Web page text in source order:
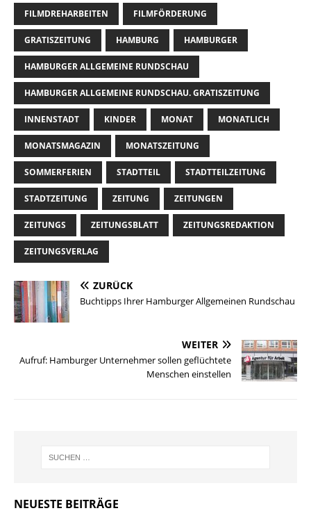
FILMDREHARBEITEN FILMFÖRDERUNG
GRATISZEITUNG HAMBURG HAMBURGER
HAMBURGER ALLGEMEINE RUNDSCHAU
HAMBURGER ALLGEMEINE RUNDSCHAU. GRATISZEITUNG
INNENSTADT KINDER MONAT MONATLICH
MONATSMAGAZIN MONATSZEITUNG
SOMMERFERIEN STADTTEIL STADTTEILZEITUNG
STADTZEITUNG ZEITUNG ZEITUNGEN
ZEITUNGS ZEITUNGSBLATT ZEITUNGSREDAKTION
ZEITUNGSVERLAG
ZURÜCK
Buchtipps Ihrer Hamburger Allgemeinen Rundschau
WEITER
Aufruf: Hamburger Unternehmer sollen geflüchtete
Menschen einstellen
NEUESTE BEITRÄGE